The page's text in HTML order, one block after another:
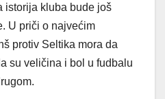
istorija kluba bude još
U priči o najvećim
protiv Seltika mora da
su veličina i bol u fudbalu